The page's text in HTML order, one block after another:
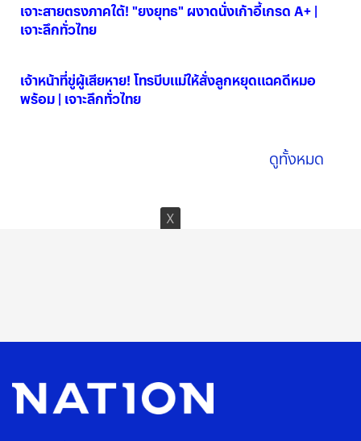
เจาะสายตรงภาคใต้! "ยงยุทธ" ผงาดนั่งเก้าอี้เกรด A+ |
เจาะลึกทั่วไทย
เจ้าหน้าที่ขู่ผู้เสียหาย! โทรบีบแม่ให้สั่งลูกหยุดแฉคดีหมอ
พร้อม | เจาะลึกทั่วไทย
ดูทั้งหมด